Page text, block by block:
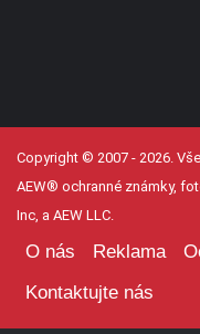
Copyright © 2007 - 2026.
AEW® ochranné známky,
Inc, a AEW LLC.
O nás Reklama
Kontaktujte nás